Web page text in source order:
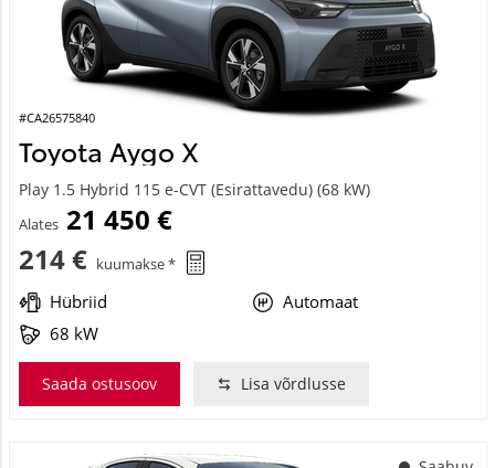
#CA26575840
Toyota Aygo X
Play 1.5 Hybrid 115 e-CVT (Esirattavedu) (68 kW)
Alates 21 450 €
214 € kuumakse *
Hübriid
Automaat
68 kW
Saada ostusoov Lisa võrdlusse